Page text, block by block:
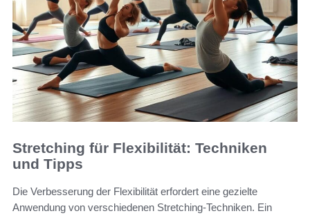
Stretching für Flexibilität: Techniken
und Tipps
Die Verbesserung der Flexibilität erfordert eine gezielte
Anwendung von verschiedenen Stretching-Techniken. Ein